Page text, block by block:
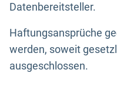
Datenbereitsteller.
Haftungsansprüche
werden, soweit
ausgeschlossen.